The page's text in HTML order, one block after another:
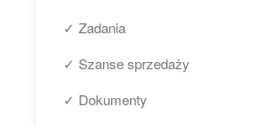
✓ Zadania
✓ Szanse sprzedaży
✓ Dokumenty